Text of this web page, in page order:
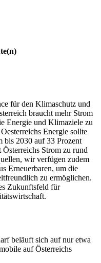
für den Klima­schutz und
braucht mehr Strom
Energie­ und Klimaziele zu
Energie sollte
bis 2030 auf 33 Prozent
Strom zu rund
wir verfügen zudem
Erneuerbaren, um die
zu ermöglichen.
Zukunftsfeld für
beläuft sich auf nur etwa
auf Österreichs